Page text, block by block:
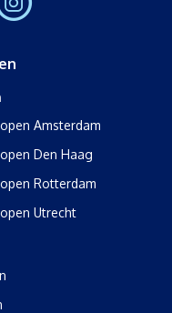
Amsterdam
Den Haag
Rotterdam
Utrecht